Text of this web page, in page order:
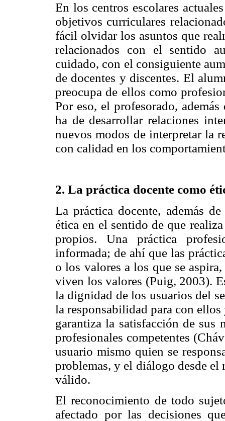
En los centros escolares
objetivos curriculares
fácil olvidar los asuntos que
relacionados con el sentido
cuidado, con el consiguiente
de docentes y discentes. El
preocupa de ellos como
Por eso, el profesorado,
ha de desarrollar relaciones
nuevos modos de interpretar la
con calidad en los
2. La práctica docente como
La práctica docente, además
ética en el sentido de que
propios. Una práctica
informada; de ahí que las
o los valores a los que se
viven los valores (Puig, 2003).
la dignidad de los usuarios del
la responsabilidad para con
garantiza la satisfacción de sus
profesionales competentes
usuario mismo quien se
problemas, y el diálogo desde
válido.
El reconocimiento de todo
afectado por las decisiones